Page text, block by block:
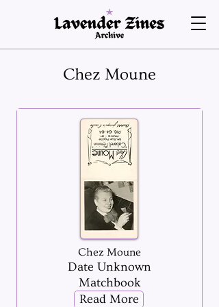
Chez Moune
Chez Moune
Date Unknown
Matchbook
Read More